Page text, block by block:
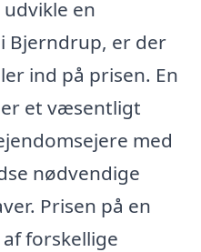
en
Bjerndrup, er der
ind på prisen. En
et væsentligt
med
nødvendige
Prisen på en
forskellige